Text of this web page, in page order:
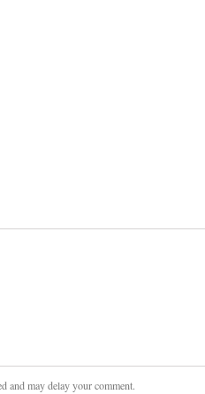
and may delay your comment.